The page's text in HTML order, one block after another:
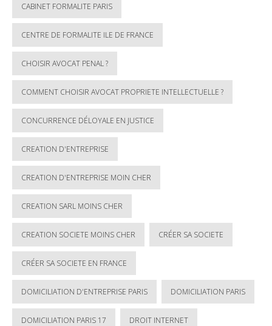
CABINET FORMALITE PARIS
CENTRE DE FORMALITE ILE DE FRANCE
CHOISIR AVOCAT PENAL ?
COMMENT CHOISIR AVOCAT PROPRIETE INTELLECTUELLE ?
CONCURRENCE DÉLOYALE EN JUSTICE
CREATION D'ENTREPRISE
CREATION D'ENTREPRISE MOIN CHER
CREATION SARL MOINS CHER
CREATION SOCIETE MOINS CHER CRÉER SA SOCIETE
CRÉER SA SOCIETE EN FRANCE
DOMICILIATION D'ENTREPRISE PARIS DOMICILIATION PARIS
DOMICILIATION PARIS 17 DROIT INTERNET